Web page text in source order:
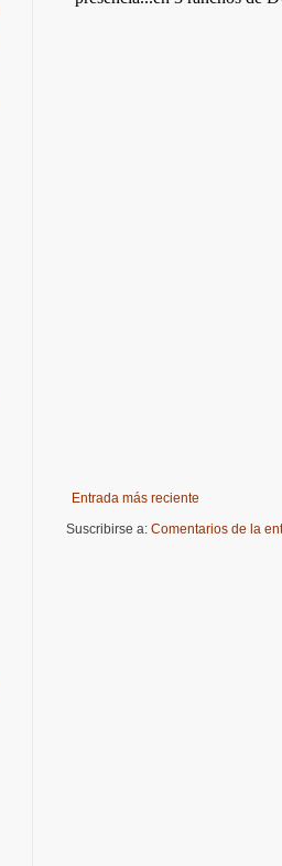
Entrada más reciente
Suscribirse a: Comentarios de la